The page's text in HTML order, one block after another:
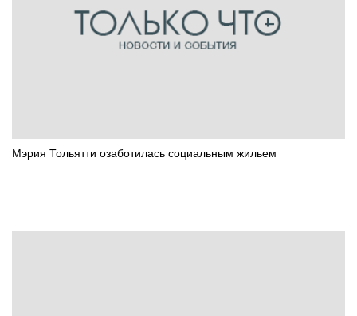
Мэрия Тольятти озаботилась социальным жильем